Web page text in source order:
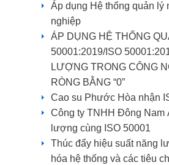
Áp dụng Hệ thống quản
nghiệp
ÁP DỤNG HỆ THỐNG
50001:2019/ISO
LƯỢNG TRONG CÔNG
RÒNG BẰNG “0”
Cao su Phước Hòa nhận
Công ty TNHH Đông Nam
lượng cùng ISO 50001
Thúc đẩy hiệu suất năng
hóa hệ thống và các tiêu